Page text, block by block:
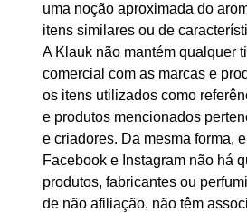
uma noção aproximada do
itens similares ou de
A Klauk não mantém qualquer
comercial com as marcas e
os itens utilizados como
e produtos mencionados
e criadores. Da mesma forma,
Facebook e Instagram não há
produtos, fabricantes ou
de não afiliação, não têm